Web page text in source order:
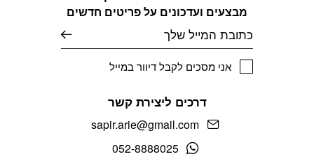
מבצעים ועדכונים על פריטים חדשים
אני מסכים לקבל דיוור במייל
דרכים ליצירת קשר
sapir.arie@gmail.com
052-8888025